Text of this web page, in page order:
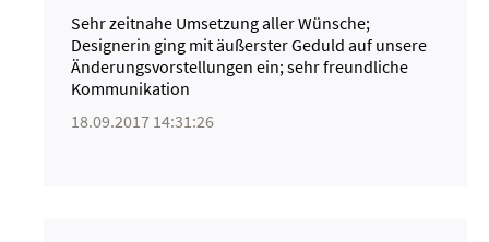
Sehr zeitnahe Umsetzung aller Wünsche;
Designerin ging mit äußerster Geduld auf unsere
Änderungsvorstellungen ein; sehr freundliche
Kommunikation
18.09.2017 14:31:26